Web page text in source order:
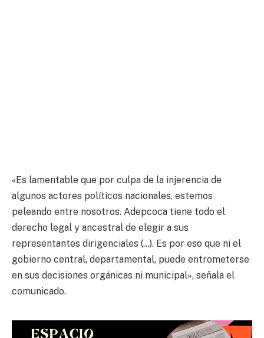
«Es lamentable que por culpa de la injerencia de
algunos actores políticos nacionales, estemos
peleando entre nosotros. Adepcoca tiene todo el
derecho legal y ancestral de elegir a sus
representantes dirigenciales (…). Es por eso que ni el
gobierno central, departamental, puede entrometerse
en sus decisiones orgánicas ni municipal», señala el
comunicado.